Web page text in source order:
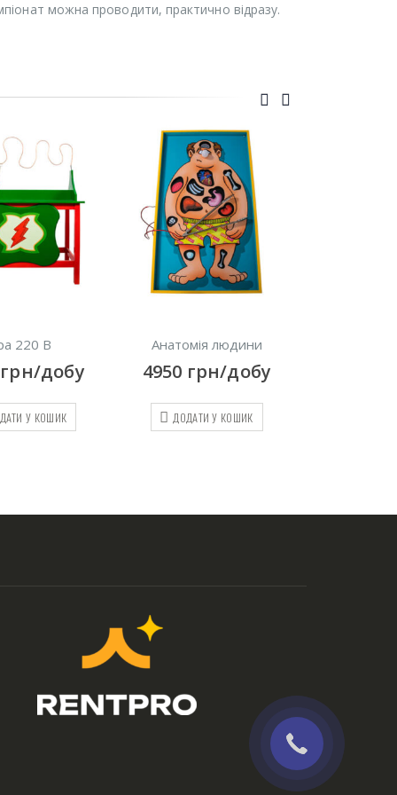
можна проводити, практично відразу.
220 В
грн/добу
У КОШИК
Анатомія людини
4950 грн/добу
ДОДАТИ У КОШИК